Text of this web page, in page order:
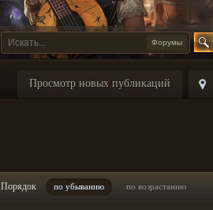
Форумы
Просмотр новых публикаций
Порядок по убыванию по возрастанию